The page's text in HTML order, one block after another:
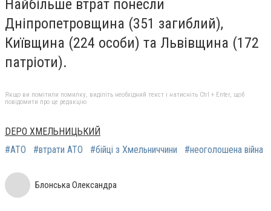
Найбільше втрат понесли
Дніпропетровщина (351 загиблий),
Київщина (224 особи) та Львівщина (172
патріоти).
Якщо ви помітили помилку, виділіть необхідний текст і натисніть Ctrl + Enter, щоб
повідомити про це редакцію
DEPO ХМЕЛЬНИЦЬКИЙ
#АТО
#втрати АТО #бійці з Хмельниччини #неоголошена війна
Блонська Олександра